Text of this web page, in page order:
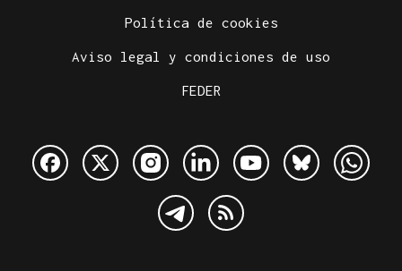
Política de cookies
Aviso legal y condiciones de uso
FEDER